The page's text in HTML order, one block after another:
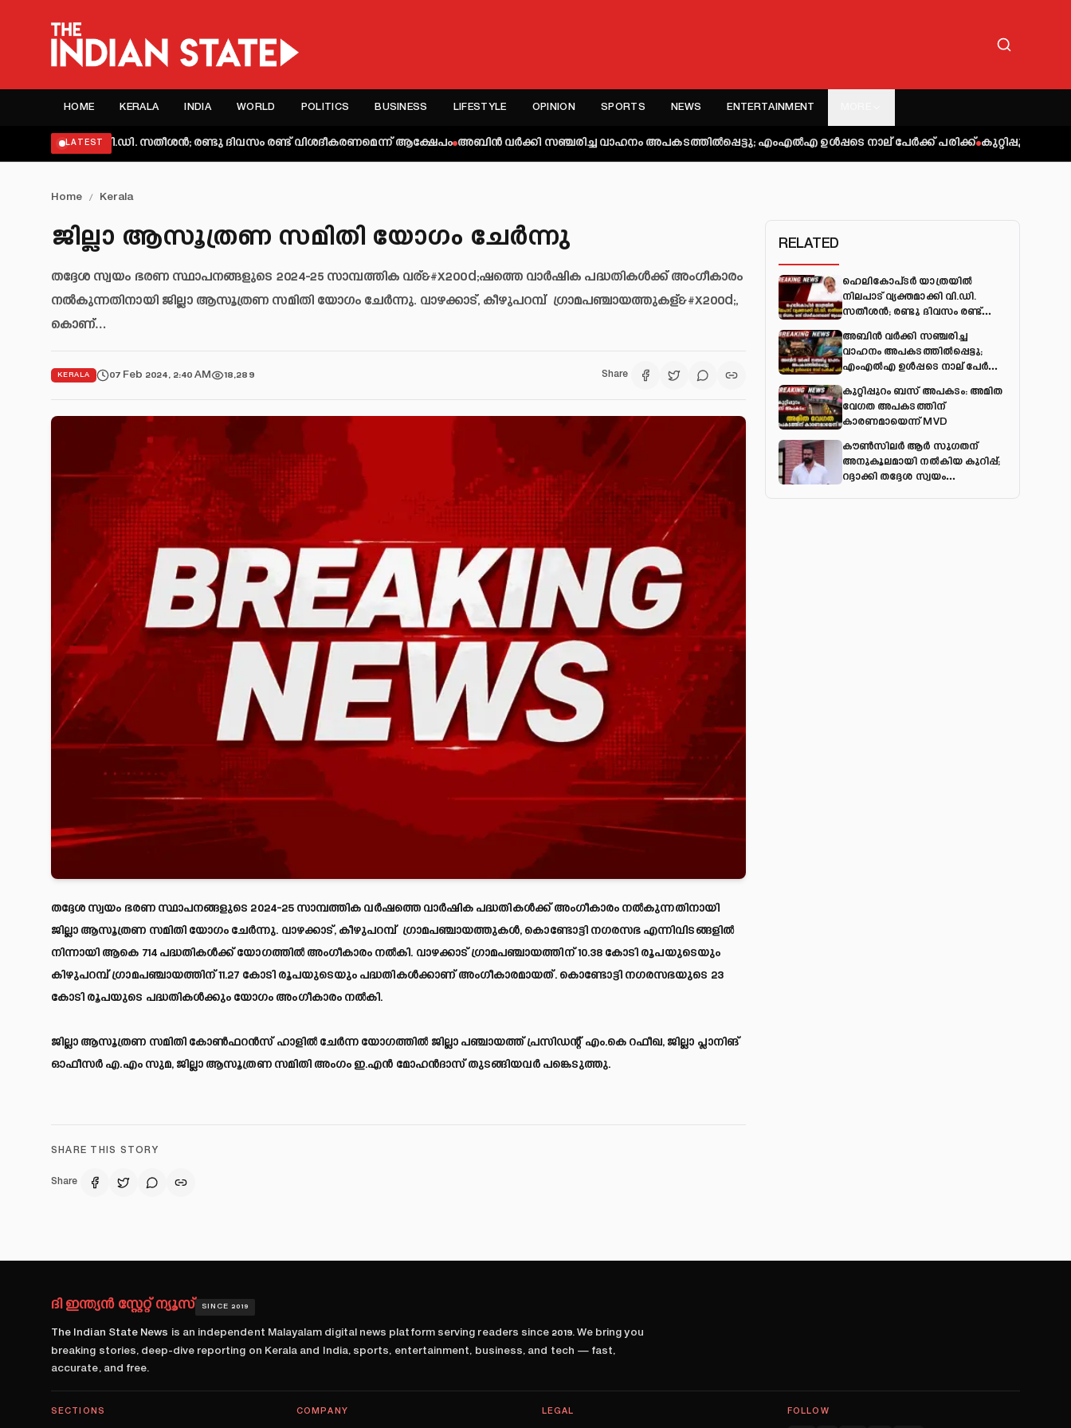
HOME KERALA INDIA WORLD POLITICS BUSINESS LIFESTYLE OPINION SPORTS NEWS ENTERTAINMENT
LATEST
വി.ഡി. സതീശൻ; രണ്ടു ദിവസം രണ്ട് വിശദീകരണമെന്ന് ആക്ഷേപം അബിന്‍ വര്‍ക്കി സഞ്ചരിച്ച വാഹനം അപകടത്തില്‍പ്പെട്ടു; എംഎല്‍എ ഉള്‍പ്പടെ നാല് പേര്‍ക്ക് പരിക്ക് കുറ്റിപ്പുറം ബസ് അപകടം:
Home / Kerala
ജില്ലാ ആസൂത്രണ സമിതി യോഗം ചേർന്നു
തദ്ദേശ സ്വയം ഭരണ സ്ഥാപനങ്ങളുടെ 2024-25 സാമ്പത്തിക വര്&#x200d;ഷത്തെ വാർഷിക പദ്ധതികൾക്ക് അംഗീകാരം
നൽകുന്നതിനായി ജില്ലാ ആസൂത്രണ സമിതി യോഗം ചേർന്നു. വാഴക്കാട്, കീഴുപറമ്പ് ഗ്രാമപഞ്ചായത്തുകള്&#x200d;,
കൊണ്…
KERALA 07 Feb 2024, 2:40 AM 18,289 Share
തദ്ദേശ സ്വയം ഭരണ സ്ഥാപനങ്ങളുടെ 2024-25 സാമ്പത്തിക വര്‍ഷത്തെ വാർഷിക പദ്ധതികൾക്ക് അംഗീകാരം നൽകുന്നതിനായി
ജില്ലാ ആസൂത്രണ സമിതി യോഗം ചേർന്നു. വാഴക്കാട്, കീഴുപറമ്പ് ഗ്രാമപഞ്ചായത്തുകള്‍, കൊണ്ടോട്ടി നഗരസഭ എന്നിവിടങ്ങളില്‍
നിന്നായി ആകെ 714 പദ്ധതികൾക്ക് യോഗത്തില്‍ അംഗീകാരം നൽകി. വാഴക്കാട് ഗ്രാമപഞ്ചായത്തിന് 10.38 കോടി രൂപയുടെയും
കിഴുപറമ്പ് ഗ്രാമപഞ്ചായത്തിന് 11.27 കോടി രൂപയുടെയും പദ്ധതികള്‍ക്കാണ് അംഗീകാരമായത്. കൊണ്ടോട്ടി നഗരസഭയുടെ 23
കോടി രൂപയുടെ പദ്ധതികള്‍ക്കും യോഗം അംഗീകാരം നല്‍കി.
ജില്ലാ ആസൂത്രണ സമിതി കോൺഫറൻസ് ഹാളിൽ ചേര്‍ന്ന യോഗത്തിൽ ജില്ലാ പഞ്ചായത്ത് പ്രസിഡന്റ് എം.കെ റഫീഖ, ജില്ലാ പ്ലാനിങ്
ഓഫീസർ എ.എം സുമ, ജില്ലാ ആസൂത്രണ സമിതി അംഗം ഇ.എൻ മോഹൻദാസ് തുടങ്ങിയവർ പങ്കെടുത്തു.
SHARE THIS STORY
Share
RELATED
ഹെലികോപ്ടർ യാത്രയിൽ
നിലപാട് വ്യക്തമാക്കി വി.ഡി.
സതീശൻ; രണ്ടു ദിവസം രണ്ട്
അബിന്‍ വര്‍ക്കി സഞ്ചരിച്ച
വാഹനം അപകടത്തില്‍പ്പെട്ടു;
എംഎല്‍എ ഉള്‍പ്പടെ നാല് പേര്‍ക്ക്
കുറ്റിപ്പുറം ബസ് അപകടം: അമിത
വേഗത അപകടത്തിന്
കാരണമായെന്ന് MVD
കൗൺസിലർ ആർ സുഗതന്
അനുകൂലമായി നല്‍കിയ കുറിപ്പ്;
റദ്ദാക്കി തദ്ദേശ സ്വയം
ദി ഇന്ത്യൻ സ്റ്റേറ്റ് ന്യൂസ് SINCE 2019
The Indian State News is an independent Malayalam digital news platform serving readers since 2019. We bring you
breaking stories, deep-dive reporting on Kerala and India, sports, entertainment, business, and tech — fast,
accurate, and free.
SECTIONS COMPANY LEGAL FOLLOW